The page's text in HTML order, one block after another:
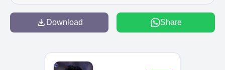
Download Share